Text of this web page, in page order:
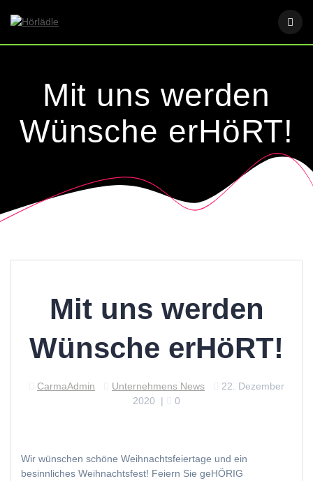
Mit uns werden
Wünsche erHöRT!
Mit uns werden
Wünsche erHöRT!
CarmaAdmin Unternehmens News
22. Dezember
2020 | 0
Wir wünschen schöne Weihnachtsfeiertage und ein
besinnliches Weihnachtsfest! Feiern Sie geHÖRIG